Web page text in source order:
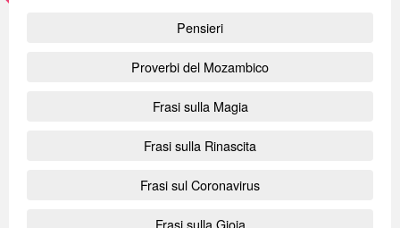
Pensieri
Proverbi del Mozambico
Frasi sulla Magia
Frasi sulla Rinascita
Frasi sul Coronavirus
Frasi sulla Gioia